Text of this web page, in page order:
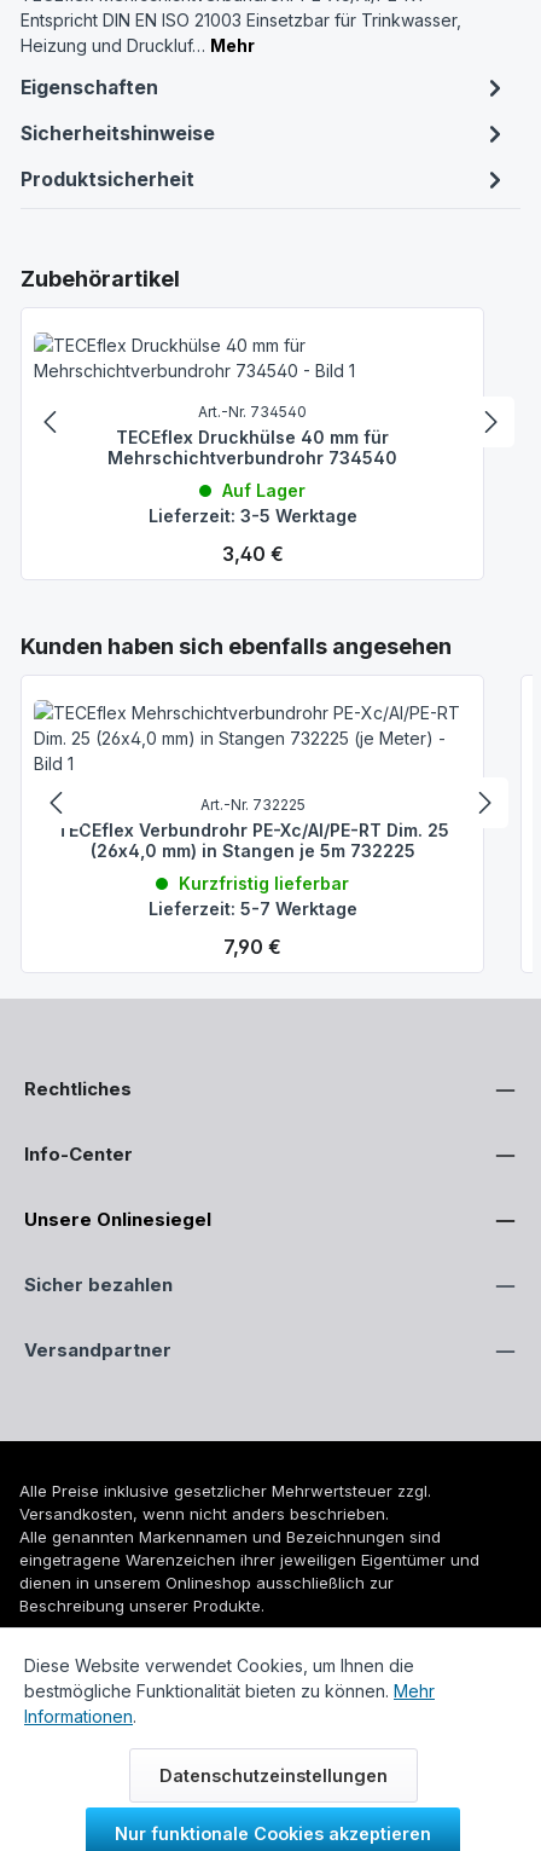
Entspricht DIN EN ISO 21003 Einsetzbar für Trinkwasser,
Heizung und Druckluf… Mehr
Eigenschaften
Sicherheitshinweise
Produktsicherheit
Produktgalerie überspringen
Zubehörartikel
Art.-Nr. 734540
TECEflex Druckhülse 40 mm für
Mehrschichtverbundrohr 734540
Auf Lager
Lieferzeit: 3-5 Werktage
Regulärer Preis:
3,40 €
Produktgalerie überspringen
Kunden haben sich ebenfalls angesehen
Art.-Nr. 732225
TECEflex Verbundrohr PE-Xc/Al/PE-RT Dim. 25
(26x4,0 mm) in Stangen je 5m 732225
Kurzfristig lieferbar
Lieferzeit: 5-7 Werktage
Regulärer Preis:
7,90 €
Rechtliches
Info-Center
Unsere Onlinesiegel
Sicher bezahlen
Versandpartner
Alle Preise inklusive gesetzlicher Mehrwertsteuer zzgl.
Versandkosten, wenn nicht anders beschrieben.
Alle genannten Markennamen und Bezeichnungen sind
eingetragene Warenzeichen ihrer jeweiligen Eigentümer und
dienen in unserem Onlineshop ausschließlich zur
Beschreibung unserer Produkte.
© 2026 WUH24.de - Weigel und Unger Heizungs- und
Sanitärtechnik GmbH
Diese Website verwendet Cookies, um Ihnen die
bestmögliche Funktionalität bieten zu können. Mehr
Informationen.
Datenschutzeinstellungen
Nur funktionale Cookies akzeptieren